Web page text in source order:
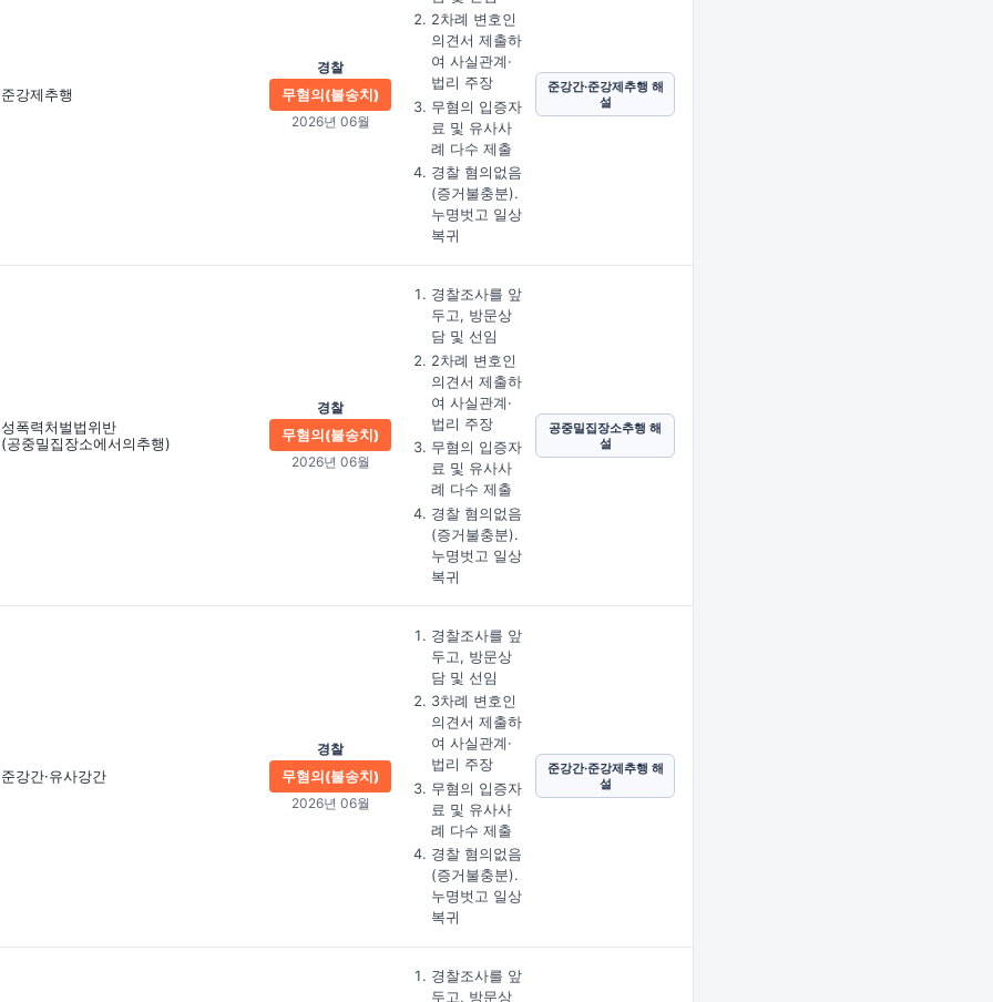
준강제추행
경찰
무혐의(불송치)
2026년 06월
2차례 변호인
의견서 제출하
여 사실관계·
법리 주장
무혐의 입증자
료 및 유사사
례 다수 제출
경찰 혐의없음
(증거불충분).
누명벗고 일상
복귀
준강간·준강제추행 해
설
성폭력처벌법위반
(공중밀집장소에서의추행)
경찰
무혐의(불송치)
2026년 06월
경찰조사를 앞
두고, 방문상
담 및 선임
2차례 변호인
의견서 제출하
여 사실관계·
법리 주장
무혐의 입증자
료 및 유사사
례 다수 제출
경찰 혐의없음
(증거불충분).
누명벗고 일상
복귀
공중밀집장소추행 해
설
준강간·유사강간
경찰
무혐의(불송치)
2026년 06월
경찰조사를 앞
두고, 방문상
담 및 선임
3차례 변호인
의견서 제출하
여 사실관계·
법리 주장
무혐의 입증자
료 및 유사사
례 다수 제출
경찰 혐의없음
(증거불충분).
누명벗고 일상
복귀
준강간·준강제추행 해
설
경찰조사를 앞
두고, 방문상